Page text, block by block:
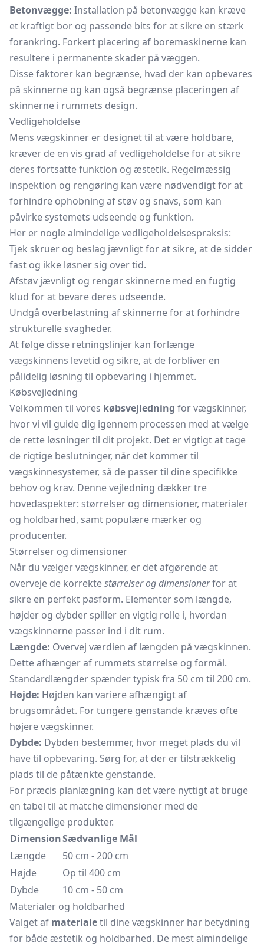
Betonvægge: Installation på betonvægge kan kræve
et kraftigt bor og passende bits for at sikre en stærk
forankring. Forkert placering af boremaskinerne kan
resultere i permanente skader på væggen.
Disse faktorer kan begrænse, hvad der kan opbevares
på skinnerne og kan også begrænse placeringen af
skinnerne i rummets design.
Vedligeholdelse
Mens vægskinner er designet til at være holdbare,
kræver de en vis grad af vedligeholdelse for at sikre
deres fortsatte funktion og æstetik. Regelmæssig
inspektion og rengøring kan være nødvendigt for at
forhindre ophobning af støv og snavs, som kan
påvirke systemets udseende og funktion.
Her er nogle almindelige vedligeholdelsespraksis:
Tjek skruer og beslag jævnligt for at sikre, at de sidder
fast og ikke løsner sig over tid.
Afstøv jævnligt og rengør skinnerne med en fugtig
klud for at bevare deres udseende.
Undgå overbelastning af skinnerne for at forhindre
strukturelle svagheder.
At følge disse retningslinjer kan forlænge
vægskinnens levetid og sikre, at de forbliver en
pålidelig løsning til opbevaring i hjemmet.
Købsvejledning
Velkommen til vores købsvejledning for vægskinner,
hvor vi vil guide dig igennem processen med at vælge
de rette løsninger til dit projekt. Det er vigtigt at tage
de rigtige beslutninger, når det kommer til
vægskinnesystemer, så de passer til dine specifikke
behov og krav. Denne vejledning dækker tre
hovedaspekter: størrelser og dimensioner, materialer
og holdbarhed, samt populære mærker og
producenter.
Størrelser og dimensioner
Når du vælger vægskinner, er det afgørende at
overveje de korrektestørrelser og dimensionerfor at
sikre en perfekt pasform. Elementer som længde,
højder og dybder spiller en vigtig rolle i, hvordan
vægskinnerne passer ind i dit rum.
Længde: Overvej værdien af længden på vægskinnen.
Dette afhænger af rummets størrelse og formål.
Standardlængder spænder typisk fra 50 cm til 200 cm.
Højde: Højden kan variere afhængigt af
brugsområdet. For tungere genstande kræves ofte
højere vægskinner.
Dybde: Dybden bestemmer, hvor meget plads du vil
have til opbevaring. Sørg for, at der er tilstrækkelig
plads til de påtænkte genstande.
For præcis planlægning kan det være nyttigt at bruge
en tabel til at matche dimensioner med de
tilgængelige produkter.
DimensionSædvanlige Mål
Længde
50 cm - 200 cm
Højde
Op til 400 cm
Dybde
10 cm - 50 cm
Materialer og holdbarhed
Valget af materialetil dine vægskinner har betydning
for både æstetik og holdbarhed. De mest almindelige